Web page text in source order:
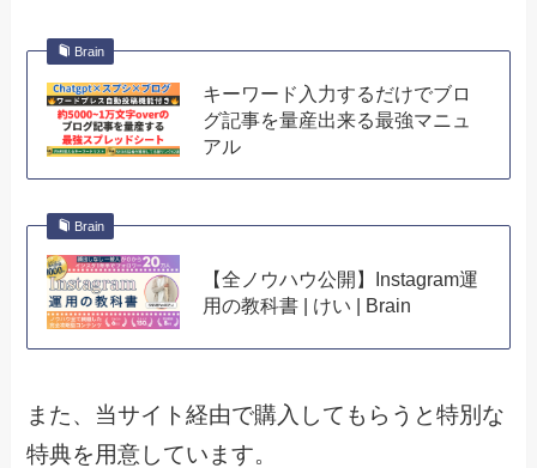
Brain
キーワード入力するだけでブロ
グ記事を量産出来る最強マニュ
アル
Brain
【全ノウハウ公開】Instagram運
用の教科書 | けい | Brain
また、当サイト経由で購入してもらうと特別な
特典を用意しています。